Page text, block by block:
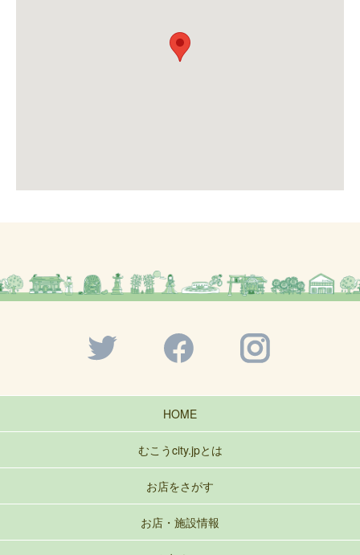
HOME
むこうcity.jpとは
お店をさがす
お店・施設情報